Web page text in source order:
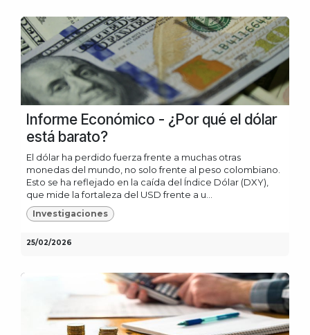
Informe Económico - ¿Por qué el dólar
está barato?
El dólar ha perdido fuerza frente a muchas otras
monedas del mundo, no solo frente al peso colombiano.
Esto se ha reflejado en la caída del Índice Dólar (DXY),
que mide la fortaleza del USD frente a u...
Investigaciones
25/02/2026